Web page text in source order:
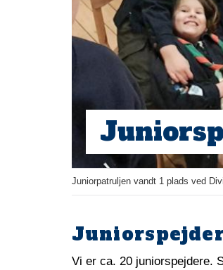
Juniorpatruljen vandt 1 plads ved Divi
Vi er ca. 20 juniorspejdere.